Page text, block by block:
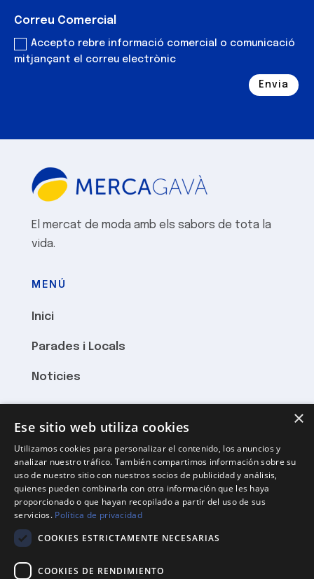
Correu Comercial
Accepto rebre informació comercial o comunicació
mitjançant el correu electrònic
Envia
El mercat de moda amb els sabors de tota la
vida.
MENÚ
Inici
Parades i Locals
Noticies
Dilluns a Divendres 8:15 – 21:00
Dissabtes 8:15 fins al migdia
Diumenge tancat
×
Ese sitio web utiliza cookies
Utilizamos cookies para personalizar el contenido, los anuncios y
analizar nuestro tráfico. También compartimos información sobre su
uso de nuestro sitio con nuestros socios de publicidad y análisis,
quienes pueden combinarla con otra información que les haya
proporcionado o que hayan recopilado a partir del uso de sus
servicios. Política de privacidad
COOKIES ESTRICTAMENTE NECESARIAS
COOKIES DE RENDIMIENTO